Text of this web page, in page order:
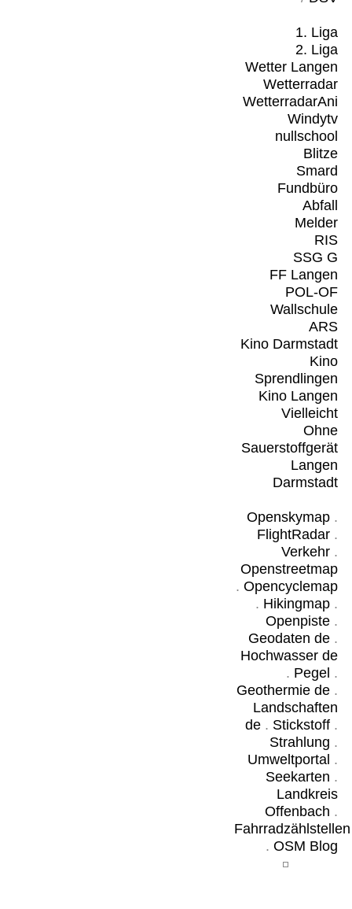
1. Liga
2. Liga
Wetter Langen
Wetterradar
WetterradarAni
Windytv
nullschool
Blitze
Smard
Fundbüro
Abfall
Melder
RIS
SSG G
FF Langen
POL-OF
Wallschule
ARS
Kino Darmstadt
Kino
Sprendlingen
Kino Langen
Vielleicht
Ohne
Sauerstoffgerät
Langen
Darmstadt
Openskymap.
FlightRadar.
Verkehr.
Openstreetmap
. Opencyclemap
. Hikingmap.
Openpiste.
Geodaten de.
Hochwasser de
. Pegel .
Geothermie de.
Landschaften
de. Stickstoff.
Strahlung .
Umweltportal .
Seekarten .
Landkreis
Offenbach .
Fahrradzählstellen
. OSM Blog